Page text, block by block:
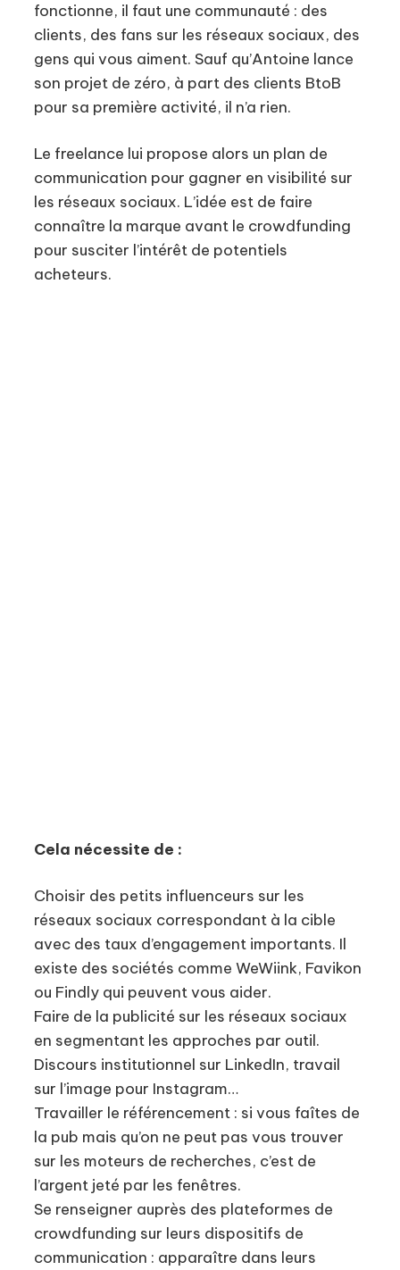
fonctionne, il faut une communauté : des
clients, des fans sur les réseaux sociaux, des
gens qui vous aiment. Sauf qu’Antoine lance
son projet de zéro, à part des clients BtoB
pour sa première activité, il n’a rien.
Le freelance lui propose alors un plan de
communication pour gagner en visibilité sur
les réseaux sociaux. L’idée est de faire
connaître la marque avant le crowdfunding
pour susciter l’intérêt de potentiels
acheteurs.
Cela nécessite de :
Choisir des petits influenceurs sur les
réseaux sociaux correspondant à la cible
avec des taux d’engagement importants. Il
existe des sociétés comme WeWiink, Favikon
ou Findly qui peuvent vous aider.
Faire de la publicité sur les réseaux sociaux
en segmentant les approches par outil.
Discours institutionnel sur LinkedIn, travail
sur l’image pour Instagram…
Travailler le référencement : si vous faîtes de
la pub mais qu’on ne peut pas vous trouver
sur les moteurs de recherches, c’est de
l’argent jeté par les fenêtres.
Se renseigner auprès des plateformes de
crowdfunding sur leurs dispositifs de
communication : apparaître dans leurs